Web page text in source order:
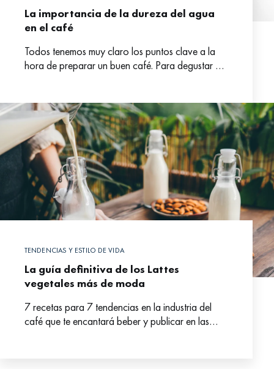
La importancia de la dureza del agua
en el café
Todos tenemos muy claro los puntos clave a la
hora de preparar un buen café. Para degustar un
TENDENCIAS Y ESTILO DE VIDA
La guía definitiva de los Lattes
vegetales más de moda
7 recetas para 7 tendencias en la industria del
café que te encantará beber y publicar en las